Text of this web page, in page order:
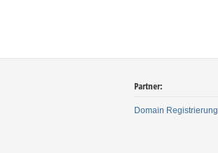
Partner:
Domain Registrierung